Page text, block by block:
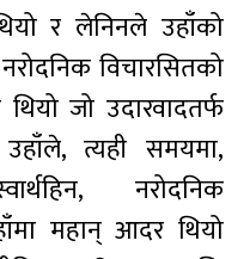
र लेनिनले उहाँको
विचारसितको
जो उदारवादतर्फ
त्यही समयमा,
नरोदनिक
महान् आदर थियो